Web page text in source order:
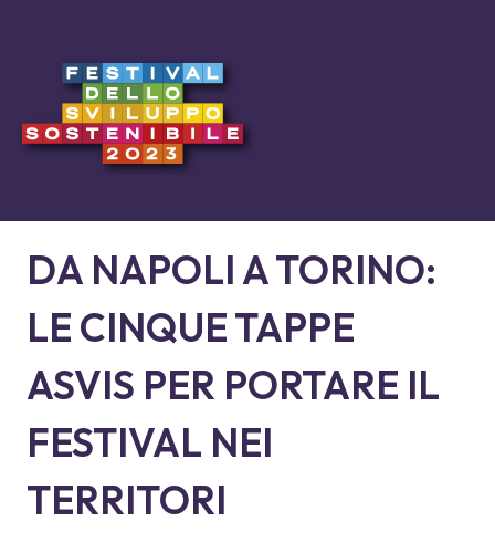
DA NAPOLI A TORINO:
LE CINQUE TAPPE
ASVIS PER PORTARE IL
FESTIVAL NEI
TERRITORI